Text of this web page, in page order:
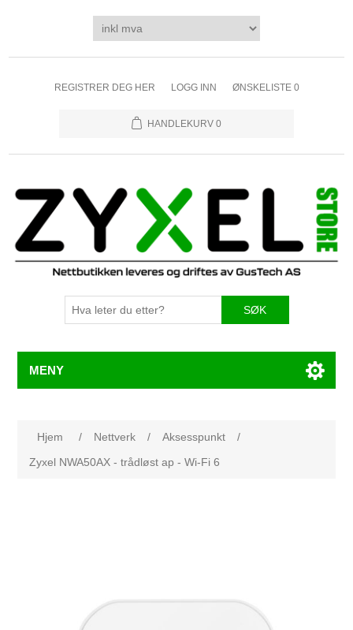
REGISTRER DEG HER LOGG INN ØNSKELISTE 0
HANDLEKURV 0
SØK
MENY
Hjem / Nettverk / Aksesspunkt
/
Zyxel NWA50AX - trådløst ap - Wi-Fi 6